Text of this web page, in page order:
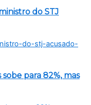
do STJ
para 82%, mas